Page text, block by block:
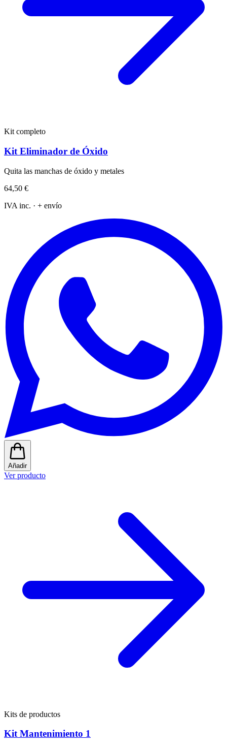
Kit completo
Kit Eliminador de Óxido
Quita las manchas de óxido y metales
64,50 €
IVA inc. · + envío
Añadir
Ver producto
Kits de productos
Kit Mantenimiento 1